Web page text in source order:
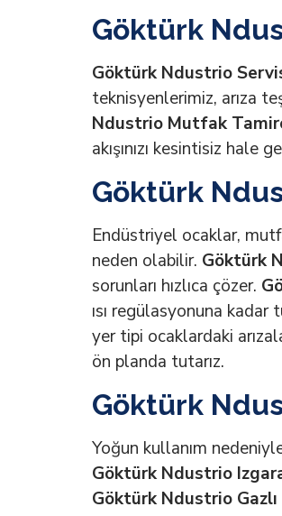
Göktürk
Göktürk Ndustrio
teknisyenlerimiz, arıza
Ndustrio Mutfak
akışınızı kesintisiz hale
Göktürk
Endüstriyel ocaklar,
neden olabilir. Göktürk
sorunları hızlıca çözer.
ısı regülasyonuna kadar
yer tipi ocaklardaki
ön planda tutarız.
Göktürk
Yoğun kullanım
Göktürk Ndustrio
Göktürk Ndustrio